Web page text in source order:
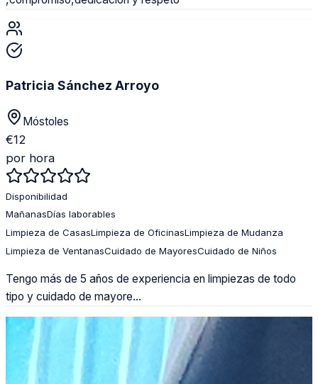
Patricia Sánchez Arroyo
Móstoles
€12
por hora
Disponibilidad
MañanasDías laborables
Limpieza de CasasLimpieza de OficinasLimpieza de Mudanza
Limpieza de VentanasCuidado de MayoresCuidado de Niños
Tengo más de 5 años de experiencia en limpiezas de todo
tipo y cuidado de mayore...